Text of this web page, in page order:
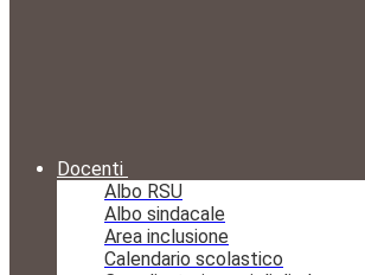
Docenti
Albo RSU
Albo sindacale
Area inclusione
Calendario scolastico